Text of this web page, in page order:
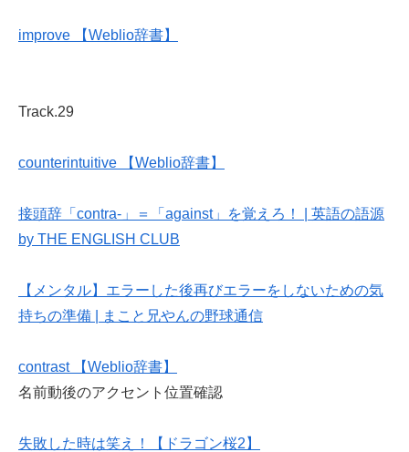
improve 【Weblio辞書】
Track.29
counterintuitive 【Weblio辞書】
接頭辞「contra-」＝「against」を覚えろ！ | 英語の語源
by THE ENGLISH CLUB
【メンタル】エラーした後再びエラーをしないための気
持ちの準備 | まこと兄やんの野球通信
contrast 【Weblio辞書】
名前動後のアクセント位置確認
失敗した時は笑え！【ドラゴン桜2】